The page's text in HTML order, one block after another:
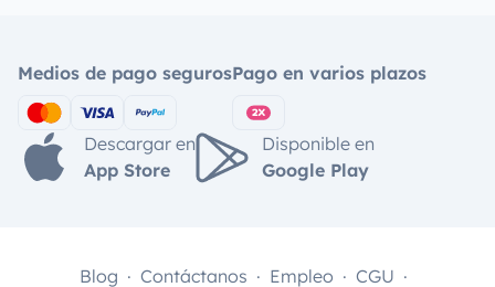
Medios de pago segurosPago en varios plazos
Descargar en
App Store
Disponible en
Google Play
Blog Contáctanos Empleo CGU